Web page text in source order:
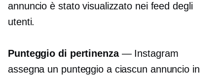
annuncio è stato visualizzato nei feed degli
utenti.
Punteggio di pertinenza— Instagram
assegna un punteggio a ciascun annuncio in